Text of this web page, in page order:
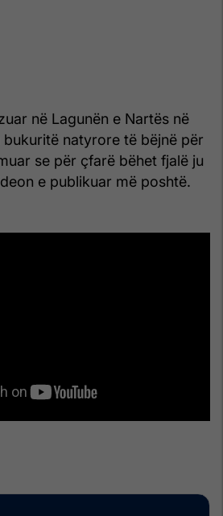
në Lagunën e Nartës në
natyrore të bëjnë për
se për çfarë bëhet fjalë ju
e publikuar më poshtë.